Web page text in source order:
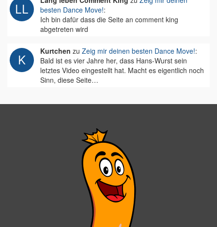
besten Dance Move!:
Ich bin dafür dass die Seite an comment king
abgetreten wird
Kurtchen zu Zeig mir deinen besten Dance Move!:
Bald ist es vier Jahre her, dass Hans-Wurst sein
letztes Video eingestellt hat. Macht es eigentlich noch
Sinn, diese Seite…